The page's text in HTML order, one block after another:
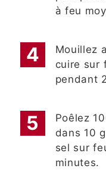
à feu
Mouillez
cuire sur
pendant
Poêlez
dans 10
sel sur
minutes.